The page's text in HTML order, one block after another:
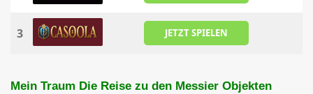
3 JETZT SPIELEN
Mein Traum Die Reise zu den Messier Objekten